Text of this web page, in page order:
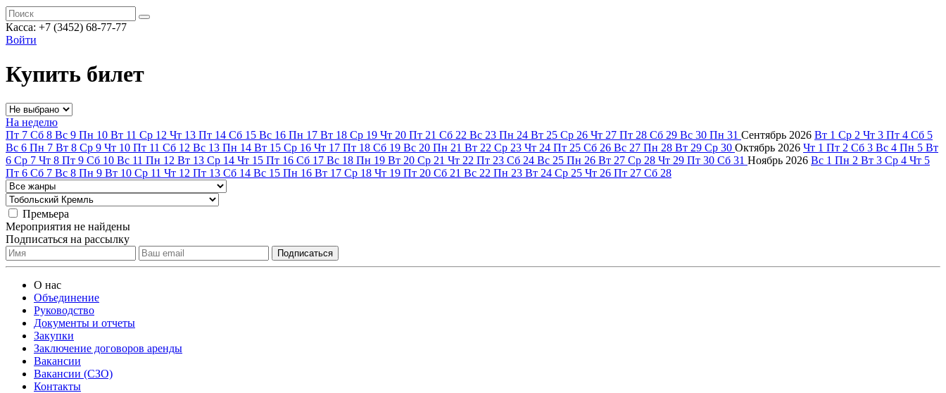
Касса: +7 (3452) 68-77-77
Войти
Купить билет
На неделю
Пт 7 Сб 8 Вс 9 Пн 10 Вт 11 Ср 12 Чт 13 Пт 14 Сб 15 Вс 16 Пн 17 Вт 18 Ср 19 Чт 20 Пт 21 Сб 22 Вс 23 Пн 24 Вт 25 Ср 26 Чт 27 Пт 28 Сб 29 Вс 30 Пн 31 Сентябрь 2026 Вт 1 Ср 2 Чт 3 Пт 4 Сб 5
Вс 6 Пн 7 Вт 8 Ср 9 Чт 10 Пт 11 Сб 12 Вс 13 Пн 14 Вт 15 Ср 16 Чт 17 Пт 18 Сб 19 Вс 20 Пн 21 Вт 22 Ср 23 Чт 24 Пт 25 Сб 26 Вс 27 Пн 28 Вт 29 Ср 30 Октябрь 2026 Чт 1 Пт 2 Сб 3 Вс 4 Пн 5 Вт
6 Ср 7 Чт 8 Пт 9 Сб 10 Вс 11 Пн 12 Вт 13 Ср 14 Чт 15 Пт 16 Сб 17 Вс 18 Пн 19 Вт 20 Ср 21 Чт 22 Пт 23 Сб 24 Вс 25 Пн 26 Вт 27 Ср 28 Чт 29 Пт 30 Сб 31 Ноябрь 2026 Вс 1 Пн 2 Вт 3 Ср 4 Чт 5
Пт 6 Сб 7 Вс 8 Пн 9 Вт 10 Ср 11 Чт 12 Пт 13 Сб 14 Вс 15 Пн 16 Вт 17 Ср 18 Чт 19 Пт 20 Сб 21 Вс 22 Пн 23 Вт 24 Ср 25 Чт 26 Пт 27 Сб 28
Премьера
Мероприятия не найдены
Подписаться на рассылку
О нас
Объединение
Руководство
Документы и отчеты
Закупки
Заключение договоров аренды
Вакансии
Вакансии (СЗО)
Контакты